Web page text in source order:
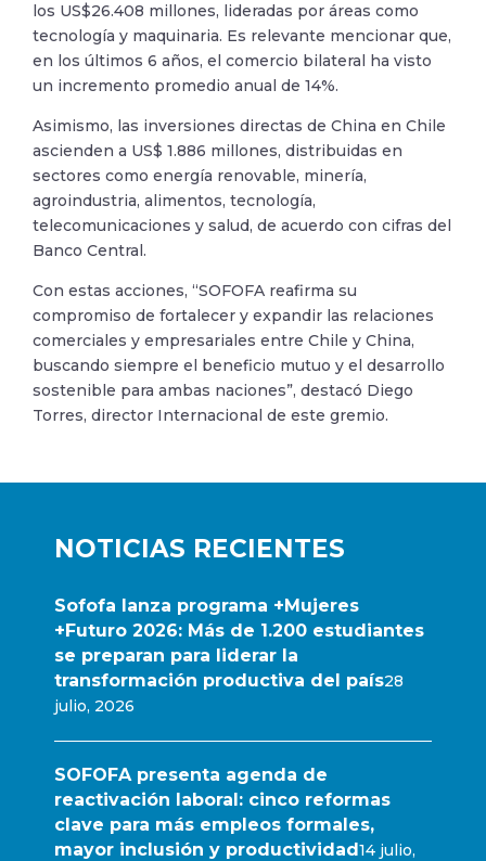
NOTICIAS RECIENTES
Sofofa lanza programa +Mujeres
+Futuro 2026: Más de 1.200 estudiantes
se preparan para liderar la
transformación productiva del país28
julio, 2026
SOFOFA presenta agenda de
reactivación laboral: cinco reformas
clave para más empleos formales,
mayor inclusión y productividad14 julio,
los US$26.408 millones, lideradas por áreas como
tecnología y maquinaria. Es relevante mencionar que,
en los últimos 6 años, el comercio bilateral ha visto
un incremento promedio anual de 14%.
Asimismo, las inversiones directas de China en Chile
ascienden a US$ 1.886 millones, distribuidas en
sectores como energía renovable, minería,
agroindustria, alimentos, tecnología,
telecomunicaciones y salud, de acuerdo con cifras del
Banco Central.
Con estas acciones, “SOFOFA reafirma su
compromiso de fortalecer y expandir las relaciones
comerciales y empresariales entre Chile y China,
buscando siempre el beneficio mutuo y el desarrollo
sostenible para ambas naciones”, destacó Diego
Torres, director Internacional de este gremio.